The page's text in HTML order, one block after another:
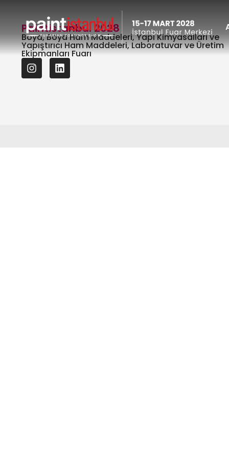
Paintistanbul 2028
Boya, Boya Ham Maddeleri, Yapı Kimyasalları ve
Yapıştırıcı Ham Maddeleri, Laboratuvar ve Üretim
Ekipmanları Fuarı